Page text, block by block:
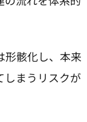
形骸化し、本来
しまうリスクが